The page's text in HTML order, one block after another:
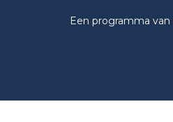
Een programma van